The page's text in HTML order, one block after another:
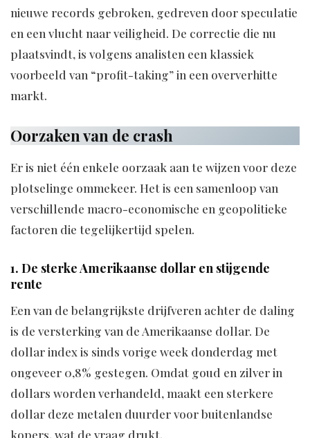
nieuwe records gebroken, gedreven door speculatie
en een vlucht naar veiligheid. De correctie die nu
plaatsvindt, is volgens analisten een klassiek
voorbeeld van “profit-taking” in een oververhitte
markt.
Oorzaken van de crash
Er is niet één enkele oorzaak aan te wijzen voor deze
plotselinge ommekeer. Het is een samenloop van
verschillende macro-economische en geopolitieke
factoren die tegelijkertijd spelen.
1. De sterke Amerikaanse dollar en stijgende
rente
Een van de belangrijkste drijfveren achter de daling
is de versterking van de Amerikaanse dollar. De
dollar index is sinds vorige week donderdag met
ongeveer 0,8% gestegen. Omdat goud en zilver in
dollars worden verhandeld, maakt een sterkere
dollar deze metalen duurder voor buitenlandse
kopers, wat de vraag drukt.